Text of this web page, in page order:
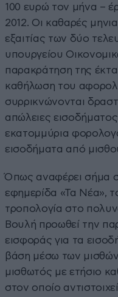
100 ευρώ τον μήνα –
2012. Οι καθαρές
εξαιτίας των δύο
υπουργείου
παρακράτηση της
καθήλωση του
συρρικνώνονται
απώλειες
εκατομμύρια
εισοδήματα από
Όπως αναφέρει σήμα
εφημερίδα «Τα Νέα»,
τροπολογία στο
Βουλή προωθεί την
εισφοράς για τα
βάση μέσω των
μισθωτός με ετήσιο
στον οποίο